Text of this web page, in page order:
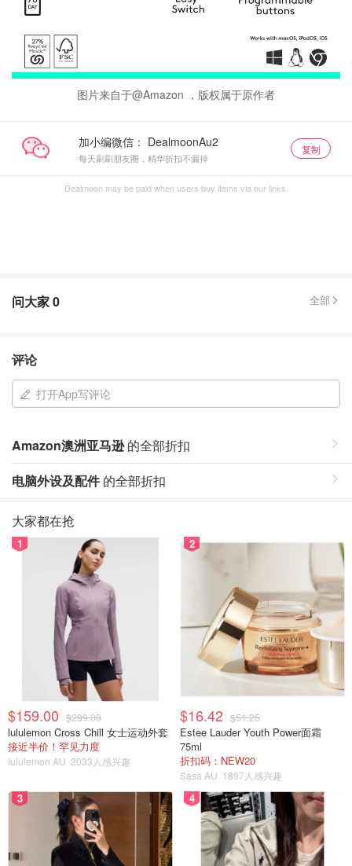
图片来自于@Amazon ，版权属于原作者
加小编微信：
每天刷刷朋友圈，精华折扣不漏掉
复制
Dealmoon may be paid when users buy items via our links.
问大家0 全部
评论
打开App写评论
Amazon澳洲亚马逊的全部折扣
电脑外设及配件的全部折扣
大家都在抢
1
$159.00 $299.00
lululemon Cross Chill 女士运动外套
接近半价！罕见力度
lululemon AU 2033人感兴趣
2
$16.42 $51.25
Estee Lauder Youth Power面霜
75ml
折扣码：NEW20
Sasa AU 1897人感兴趣
3 4